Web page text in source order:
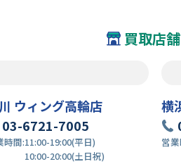
買取店
ウィング高輪店
03-6721-7005
時間:11:00-19:00(平日)
10:00-20:00(土日祝)
横
営